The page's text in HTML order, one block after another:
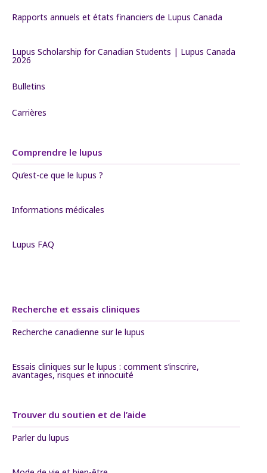
Rapports annuels et états financiers de Lupus Canada
Lupus Scholarship for Canadian Students | Lupus Canada
2026
Bulletins
Carrières
Comprendre le lupus
Qu’est-ce que le lupus ?
Informations médicales
Lupus FAQ
Recherche et essais cliniques
Recherche canadienne sur le lupus
Essais cliniques sur le lupus : comment s’inscrire,
avantages, risques et innocuité
Trouver du soutien et de l’aide
Parler du lupus